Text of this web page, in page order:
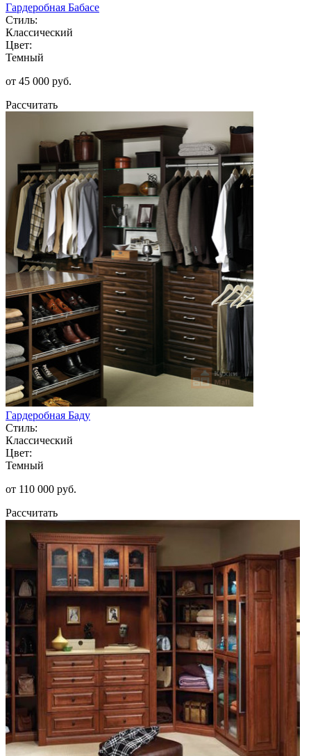
Гардеробная Бабасе
Стиль:
Классический
Цвет:
Темный
от 45 000 руб.
Рассчитать
Гардеробная Баду
Стиль:
Классический
Цвет:
Темный
от 110 000 руб.
Рассчитать